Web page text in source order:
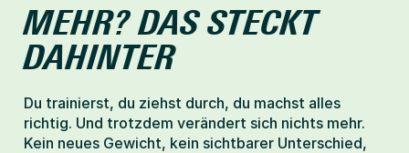
Help-Center
Mitglied werden
MEHR? DAS STECKT
DAHINTER
Du trainierst, du ziehst durch, du machst alles
richtig. Und trotzdem verändert sich nichts mehr.
Kein neues Gewicht, kein sichtbarer Unterschied,